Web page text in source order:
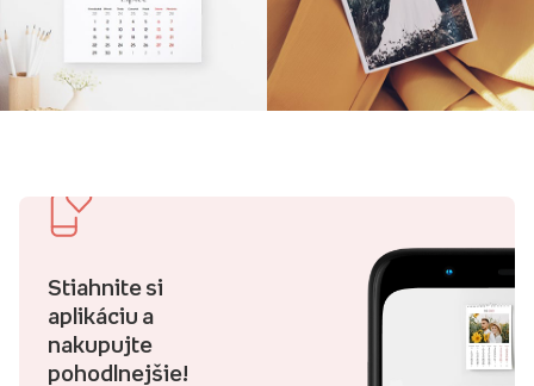
Stiahnite si
aplikáciu a
nakupujte
pohodlnejšie!